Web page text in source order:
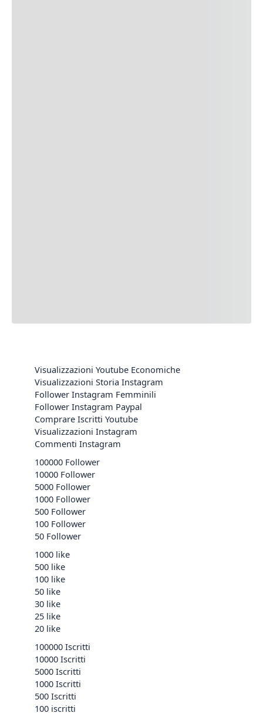
Visualizzazioni Youtube Economiche
Visualizzazioni Storia Instagram
Follower Instagram Femminili
Follower Instagram Paypal
Comprare Iscritti Youtube
Visualizzazioni Instagram
Commenti Instagram
100000 Follower
10000 Follower
5000 Follower
1000 Follower
500 Follower
100 Follower
50 Follower
1000 like
500 like
100 like
50 like
30 like
25 like
20 like
100000 Iscritti
10000 Iscritti
5000 Iscritti
1000 Iscritti
500 Iscritti
100 iscritti